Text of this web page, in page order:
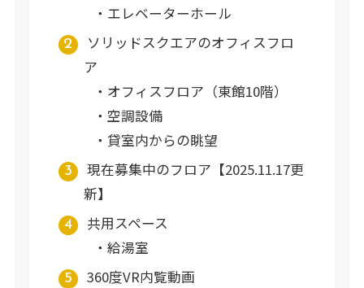
エレベーターホール
ソリッドスクエアのオフィスフロ
ア
オフィスフロア（東館10階）
空調設備
貸室内からの眺望
現在募集中のフロア【2025.11.17更
新】
共用スペース
給湯室
360度VR内覧動画